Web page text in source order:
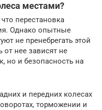
местами?
перестановка
Однако опытные
не пренебрегать этой
нее зависят не
но и безопасность на
и передних колесах
торможении и